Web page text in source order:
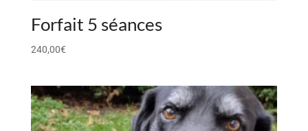
Forfait 5 séances
240,00€